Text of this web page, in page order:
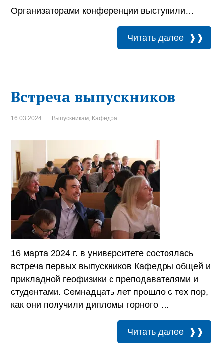
Организаторами конференции выступили…
Читать далее
Встреча выпускников
16.03.2024 Выпускникам, Кафедра
16 марта 2024 г. в университете состоялась
встреча первых выпускников Кафедры общей и
прикладной геофизики с преподавателями и
студентами. Семнадцать лет прошло с тех пор,
как они получили дипломы горного …
Читать далее